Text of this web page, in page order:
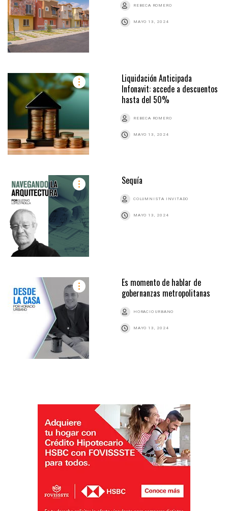
REBECA ROMERO
MAYO 13, 2024
Liquidación Anticipada
Infonavit: accede a descuentos
hasta del 50%
REBECA ROMERO
MAYO 13, 2024
Sequía
COLUMNISTA INVITADO
MAYO 13, 2024
Es momento de hablar de
gobernanzas metropolitanas
HORACIO URBANO
MAYO 13, 2024